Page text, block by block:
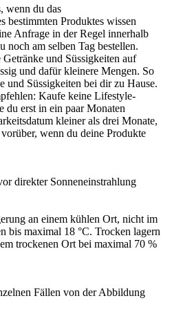
wenn du das
bestimmten Produktes wissen
Anfrage in der Regel innerhalb
noch am selben Tag bestellen.
und Süssigkeiten auf
und dafür kleinere Mengen. So
und Süssigkeiten bei dir zu Hause.
Kaufe keine Lifestyle-
du erst in ein paar Monaten
kleiner als drei Monate,
wenn du deine Produkte
direkter Sonneneinstrahlung
an einem kühlen Ort, nicht im
bis maximal 18 °C. Trocken lagern
trockenen Ort bei maximal 70 %
Fällen von der Abbildung